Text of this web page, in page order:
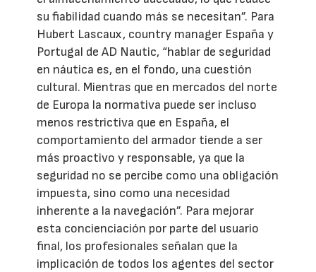
su fiabilidad cuando más se necesitan”. Para
Hubert Lascaux, country manager España y
Portugal de AD Nautic, “hablar de seguridad
en náutica es, en el fondo, una cuestión
cultural. Mientras que en mercados del norte
de Europa la normativa puede ser incluso
menos restrictiva que en España, el
comportamiento del armador tiende a ser
más proactivo y responsable, ya que la
seguridad no se percibe como una obligación
impuesta, sino como una necesidad
inherente a la navegación”. Para mejorar
esta concienciación por parte del usuario
final, los profesionales señalan que la
implicación de todos los agentes del sector